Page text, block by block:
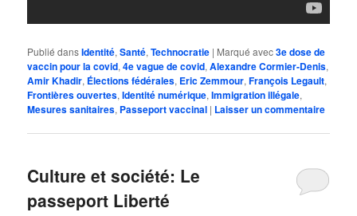
Publié dansIdentité,Santé,Technocratie | Marqué avec3e dose de
vaccin pour la covid,4e vague de covid,Alexandre Cormier-Denis,
Amir Khadir, Élections fédérales, Eric Zemmour,François Legault,
Frontières ouvertes,Identité numérique,Immigration illégale,
Mesures sanitaires, Passeport vaccinal | Laisser un commentaire
Culture et société: Le
passeport Liberté